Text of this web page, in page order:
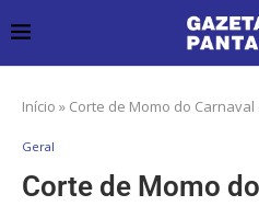
Início » Corte de Momo do
Geral
Corte de Momo